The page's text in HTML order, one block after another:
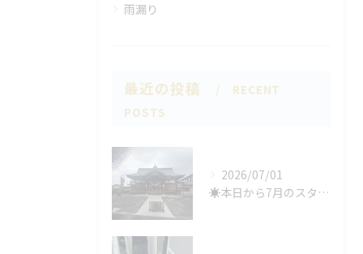
雨漏り
最近の投稿
RECENT
POSTS
2026/07/01
☀️本日から7月のスタート🌞